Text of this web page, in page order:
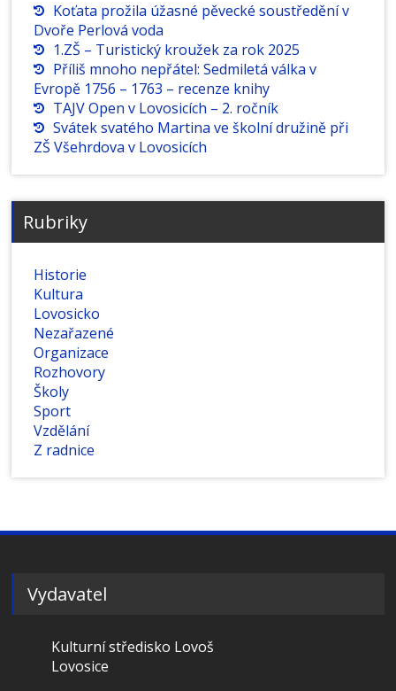
Koťata prožila úžasné pěvecké soustředění v
Dvoře Perlová voda
1.ZŠ – Turistický kroužek za rok 2025
Příliš mnoho nepřátel: Sedmiletá válka v
Evropě 1756 – 1763 – recenze knihy
TAJV Open v Lovosicích – 2. ročník
Svátek svatého Martina ve školní družině při
ZŠ Všehrdova v Lovosicích
Rubriky
Historie
Kultura
Lovosicko
Nezařazené
Organizace
Rozhovory
Školy
Sport
Vzdělání
Z radnice
Vydavatel
Kulturní středisko Lovoš
Lovosice